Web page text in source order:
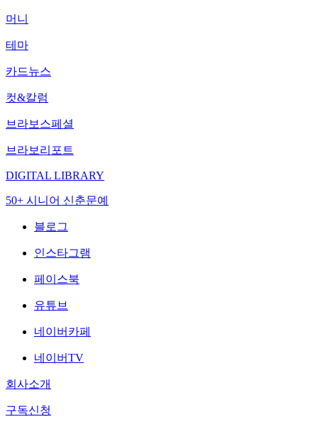
머니
테마
카드뉴스
컷&칼럼
브라보스페셜
브라보리포트
DIGITAL LIBRARY
50+ 시니어 신춘문예
블로그
인스타그램
페이스북
유튜브
네이버카페
네이버TV
회사소개
구독신청